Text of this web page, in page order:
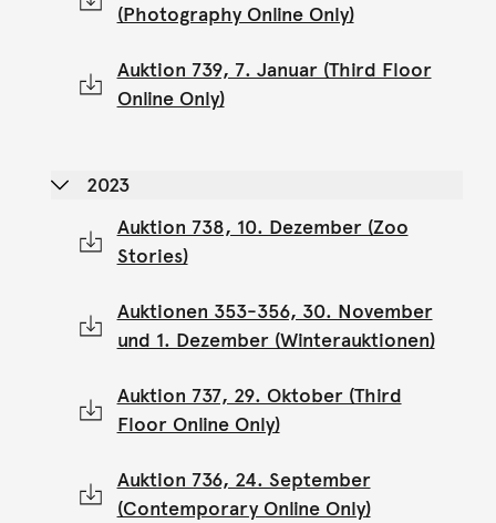
(Photography Online Only)
Auktion 739, 7. Januar (Third Floor
Online Only)
2023
Auktion 738, 10. Dezember (Zoo
Stories)
Auktionen 353-356, 30. November
und 1. Dezember (Winterauktionen)
Auktion 737, 29. Oktober (Third
Floor Online Only)
Auktion 736, 24. September
(Contemporary Online Only)